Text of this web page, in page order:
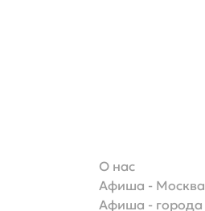
О нас
Афиша - Москва
Афиша - города